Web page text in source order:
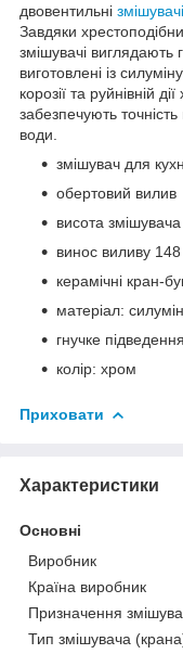
двовентильні змішувачі
Завдяки
змішувачі виглядають
виготовлені із
корозії та руйнівній
забезпечують
води.
змішувач для
обертовий вилив
висота
винос виливу
керамічні кран-
матеріал: силумін
гнучке підведення
колір: хром
Приховати
Характеристики
Основні
Виробник
Країна виробник
Призначення
Тип змішувача